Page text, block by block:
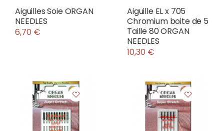
Aiguilles Soie ORGAN
NEEDLES
6,70 €
Aiguille EL x 705
Chromium boite de 5
Taille 80 ORGAN
NEEDLES
10,30 €